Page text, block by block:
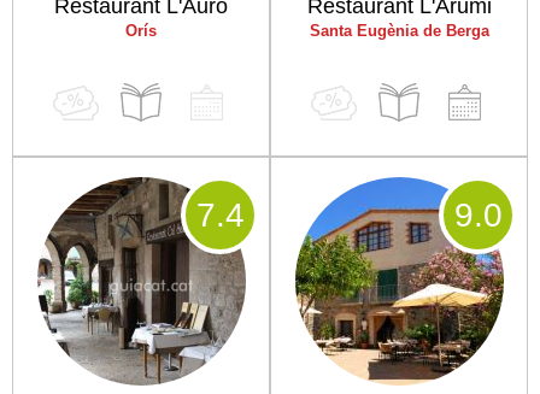
Restaurant L'Auró
Orís
Restaurant L'Arumi
Santa Eugènia de Berga
7.4 9.0